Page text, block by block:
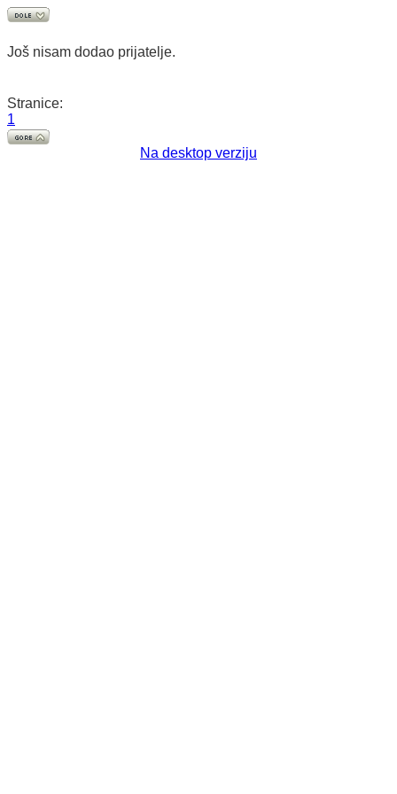
Još nisam dodao prijatelje.
Stranice:
1
Na desktop verziju